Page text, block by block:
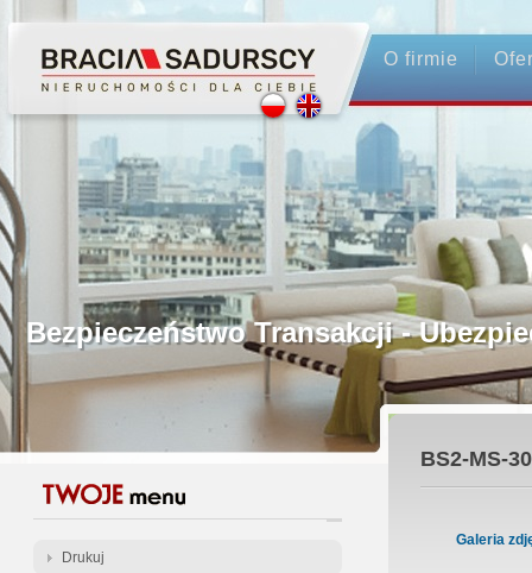
O firmie
Profesjonalne Pośrednictwo
Bezpieczeństwo Transakcji -
Licencjonowani Pośrednicy
Gwarancja Zwrotu Zadatku
Gratis - Przedwstępna Umowa
Drukuj
BS2-MS-
Galeria